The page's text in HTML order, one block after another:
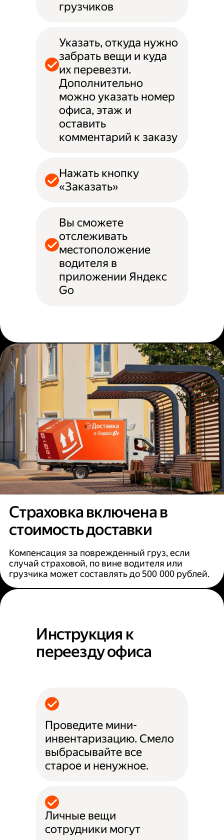
грузчиков
Указать, откуда нужно
забрать вещи и куда
их перевезти.
Дополнительно
можно указать номер
офиса, этаж и
оставить
комментарий к заказу
Нажать кнопку
«Заказать»
Вы сможете
отслеживать
местоположение
водителя в
приложении Яндекс
Go
Страховка включена в
стоимость доставки
Компенсация за поврежденный груз, если
случай страховой, по вине водителя или
грузчика может составлять до 500 000 рублей.
Инструкция к
переезду офиса
Проведите мини-
инвентаризацию. Смело
выбрасывайте все
старое и ненужное.
Личные вещи
сотрудники могут